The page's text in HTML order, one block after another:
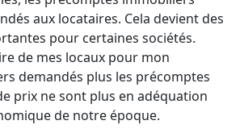
aux locataires. Cela devient des
pour certaines sociétés.
de mes locaux pour mon
demandés plus les précomptes
prix ne sont plus en adéquation
de notre époque.